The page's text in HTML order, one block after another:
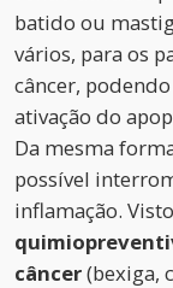
batido ou
vários, para os
câncer,
ativação do
Da mesma
possível
inflamação.
câncer(bexiga,